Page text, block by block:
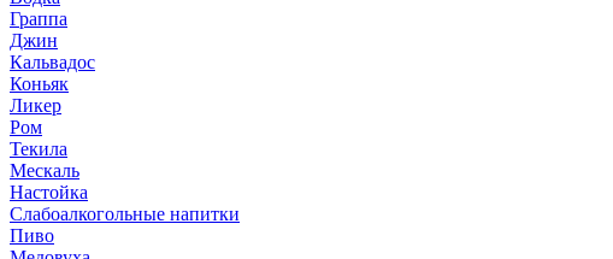
Граппа
Джин
Кальвадос
Коньяк
Ликер
Ром
Текила
Мескаль
Настойка
Слабоалкогольные напитки
Пиво